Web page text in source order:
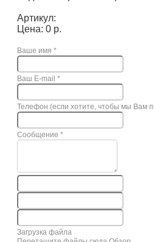
Артикул:
Цена: 0 р.
Ваше имя *
Ваш E-mail *
Телефон (если хотите, чтобы мы Вам
Сообщение *
Загрузка файла